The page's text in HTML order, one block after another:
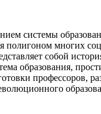
системы
полигоном многих
собой
образования,
профессоров,